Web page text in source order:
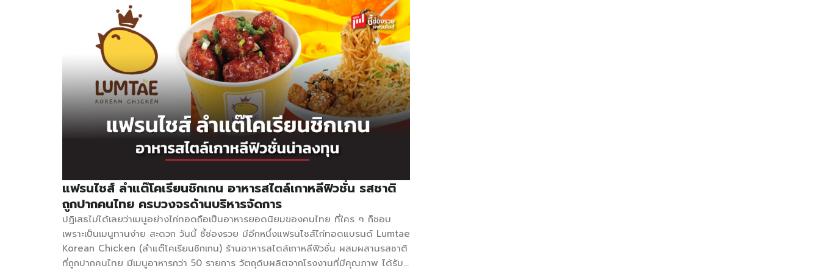
แฟรนไชส์ ลำแต๊โคเรียนชิกเกน อาหารสไตล์เกาหลีฟิวชั่น รสชาติ
ถูกปากคนไทย ครบวงจรด้านบริหารจัดการ
ปฏิเสธไม่ได้เลยว่าเมนูอย่างไก่ทอดถือเป็นอาหารยอดนิยมของคนไทย ที่ใคร ๆ ก็ชอบ
เพราะเป็นเมนูทานง่าย สะดวก วันนี้ ชี้ช่องรวย มีอีกหนึ่งแฟรนไชส์ไก่ทอดแบรนด์ Lumtae
Korean Chicken (ลำแต๊โคเรียนชิกเกน) ร้านอาหารสไตล์เกาหลีฟิวชั่น ผสมผสานรสชาติ
ที่ถูกปากคนไทย มีเมนูอาหารกว่า 50 รายการ วัตถุดิบผลิตจากโรงงานที่มีคุณภาพ ได้รับ